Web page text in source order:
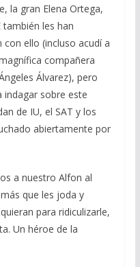
la gran Elena Ortega,
también les han
ello (incluso acudí a
compañera
Álvarez), pero
indagar sobre este
de IU, el SAT y los
abiertamente por
a nuestro Alfon al
que les joda y
para ridiculizarle,
Un héroe de la